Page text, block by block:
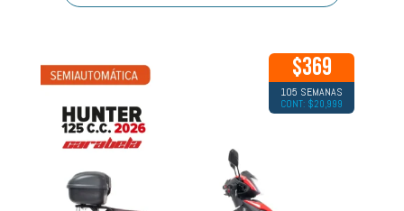
$369
105 SEMANAS
CONT: $20,999